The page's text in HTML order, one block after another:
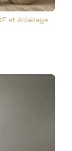
et éclairage